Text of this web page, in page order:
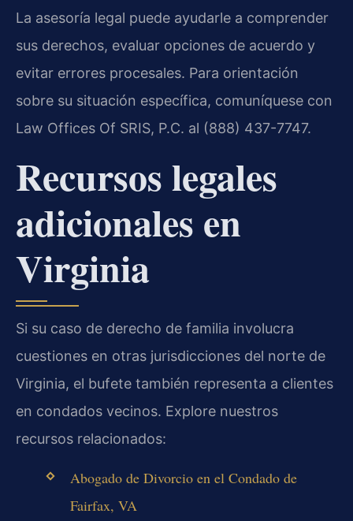
La asesoría legal puede ayudarle a comprender
sus derechos, evaluar opciones de acuerdo y
evitar errores procesales. Para orientación
sobre su situación específica, comuníquese con
Law Offices Of SRIS, P.C. al (888) 437-7747.
Recursos legales
adicionales en
Virginia
Si su caso de derecho de familia involucra
cuestiones en otras jurisdicciones del norte de
Virginia, el bufete también representa a clientes
en condados vecinos. Explore nuestros
recursos relacionados:
Abogado de Divorcio en el Condado de
Fairfax, VA